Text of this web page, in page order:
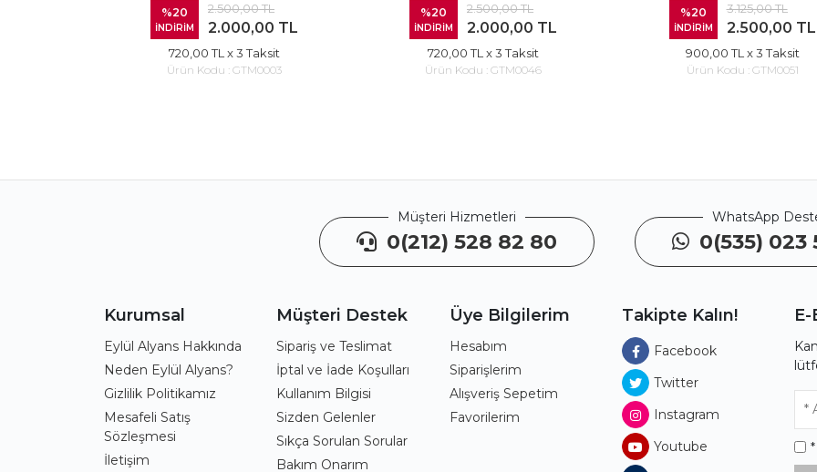
%20
İNDİRİM
2.500,00 TL
2.000,00 TL
720,00 TL x 3 Taksit
Ürün Kodu : GTM0003
%20
İNDİRİM
2.500,00 TL
2.000,00 TL
720,00 TL x 3 Taksit
Ürün Kodu : GTM0046
%20
İNDİRİM
3.125,00 TL
2.500,00 TL
900,00 TL x 3 Taksit
Ürün Kodu : GTM0051
Müşteri Hizmetleri
0(212) 528 82 80
WhatsApp
0(535) 023
Kurumsal
Eylül Alyans Hakkında
Neden Eylül Alyans?
Gizlilik Politikamız
Mesafeli Satış
Sözleşmesi
İletişim
Müşteri Destek
Sipariş ve Teslimat
İptal ve İade Koşulları
Kullanım Bilgisi
Sizden Gelenler
Sıkça Sorulan Sorular
Bakım Onarım
Üye Bilgilerim
Hesabım
Siparişlerim
Alışveriş Sepetim
Favorilerim
Takipte Kalın!
Facebook
Twitter
Instagram
Youtube